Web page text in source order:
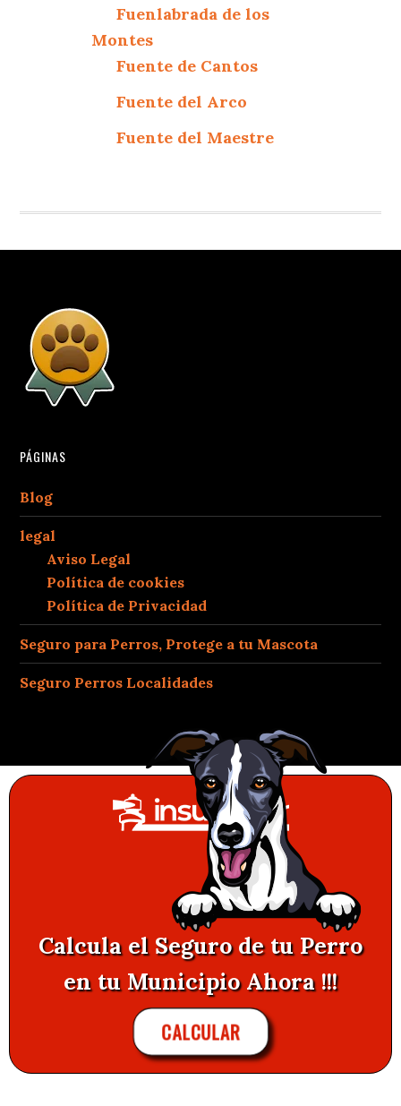
Fuenlabrada de los
Montes
Fuente de Cantos
Fuente del Arco
Fuente del Maestre
PÁGINAS
Blog
legal
Aviso Legal
Política de cookies
Política de Privacidad
Seguro para Perros, Protege a tu Mascota
Seguro Perros Localidades
Calcula el Seguro de tu Perro
en tu Municipio Ahora !!!
CALCULAR